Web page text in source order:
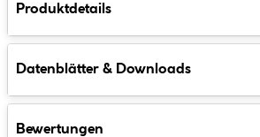
Produktdetails
Datenblätter & Downloads
Bewertungen